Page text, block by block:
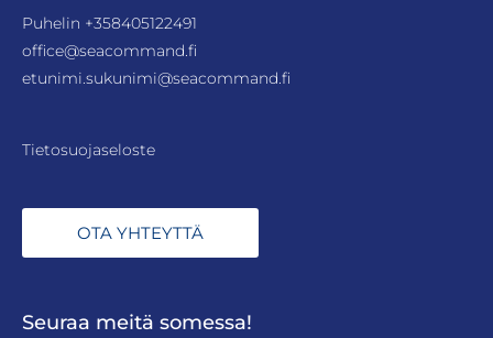
Puhelin +358405122491
office@seacommand.fi
etunimi.sukunimi@seacommand.fi
Tietosuojaseloste
OTA YHTEYTTÄ
Seuraa meitä somessa!